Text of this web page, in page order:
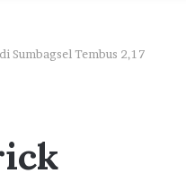
Sumbagsel Tembus 2,17